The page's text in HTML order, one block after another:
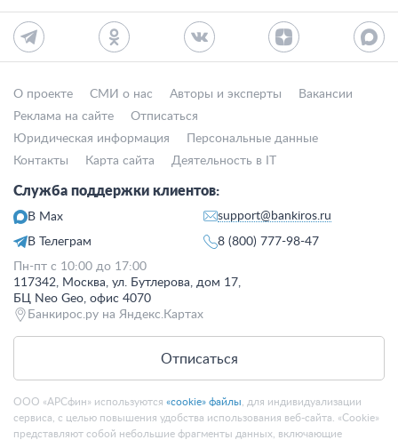
О проекте СМИ о нас Авторы и эксперты
Вакансии
Реклама на сайте
Отписаться
Юридическая информация
Персональные данные
Контакты
Карта сайта Деятельность в IT
Служба поддержки клиентов:
В Max
В Телеграм
support@bankiros.ru
8 (800) 777-98-47
Пн-пт с 10:00 до 17:00
117342, Москва, ул. Бутлерова, дом 17,
БЦ Neo Geo, офис 4070
Банкирос.ру на Яндекс.Картах
Отписаться
ООО «АРСфин» используются «cookie» файлы , для индивидуализации
сервиса, с целью повышения удобства использования веб-сайта. «Cookie»
представляют собой небольшие фрагменты данных, включающие